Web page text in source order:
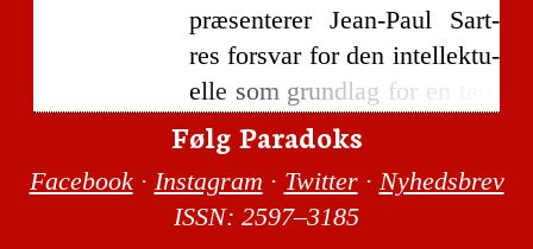
præ­sen­te­rer Jean-Paul Sart­
res for­svar for den intel­lek­tu­
el­le som grund­lag for en teo­
ri om for­ske­rens sam­funds­
ansvar og sam­fund­sen­ga­ge­
ment. Artik­len begyn­der med
en frem­stil­ling af Sart­res
Følg Paradoks
Face­book· Ins­ta­gram · Twit­ter· Nyheds­brev
ISSN: 2597–3185